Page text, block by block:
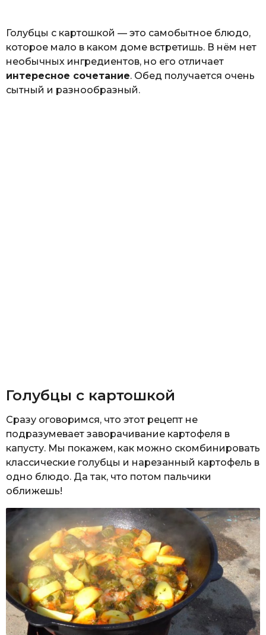
Голубцы с картошкой — это самобытное блюдо,
которое мало в каком доме встретишь. В нём нет
необычных ингредиентов, но его отличает
интересное сочетание. Обед получается очень
сытный и разнообразный.
Голубцы с картошкой
Сразу оговоримся, что этот рецепт не
подразумевает заворачивание картофеля в
капусту. Мы покажем, как можно скомбинировать
классические голубцы и нарезанный картофель в
одно блюдо. Да так, что потом пальчики
оближешь!